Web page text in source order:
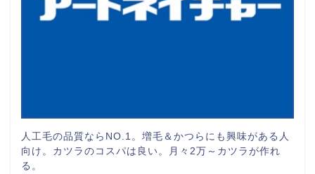
人工毛の品質ならNO.1。増毛＆かつらにも興味がある人
向け。カツラのコスパは良い。月々2万～カツラが作れ
る。